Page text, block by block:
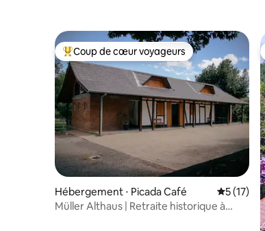
Coups de cœur voyageurs les plus appréciés
Coup de cœur voyageurs
Hébergement ⋅ Picada Café
5 (17)
Müller Althaus | Retraite historique à